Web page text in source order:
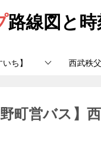
路線図と
ち】 西武秩
町営バス】